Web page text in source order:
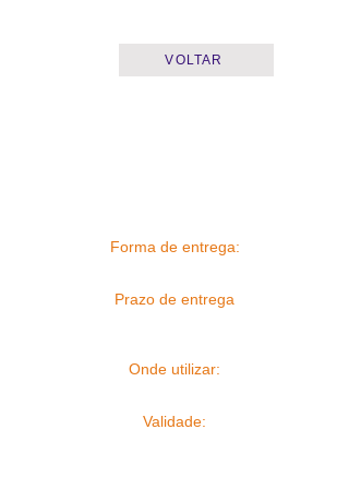
VOLTAR
Forma de entrega:
Prazo de entrega
Onde utilizar:
Validade: